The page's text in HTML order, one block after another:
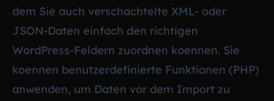
dem Sie auch verschachtelte XML- oder
JSON-Daten einfach den richtigen
WordPress-Feldern zuordnen koennen. Sie
koennen benutzerdefinierte Funktionen (PHP)
anwenden, um Daten vor dem Import zu